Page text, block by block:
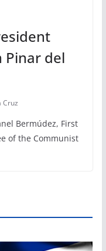
Pinar del
Cruz
Bermúdez, First
of the Communist